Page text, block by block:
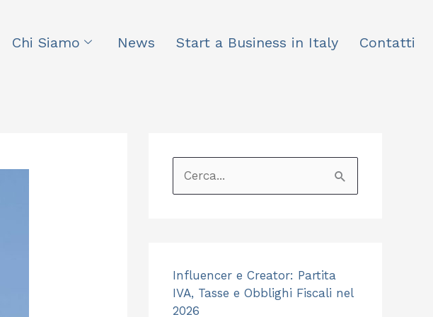
Chi Siamo News Start a Business in Italy Contatti
a
:
Influencer e Creator: Partita
IVA, Tasse e Obblighi Fiscali nel
2026